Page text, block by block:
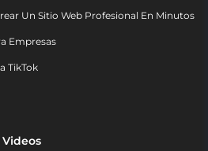
Un Sitio Web Profesional En Minutos
Empresas
TikTok